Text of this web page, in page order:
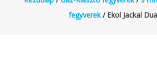
fegyverek/ Ekol Jackal